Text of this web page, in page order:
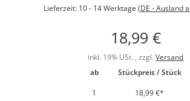
Lieferzeit: 10 - 14 Werktage (DE - Ausland
18,99 €
inkl. 19% USt. , zzgl. Versand
ab
Stückpreis / Stück
1
18,99 €*